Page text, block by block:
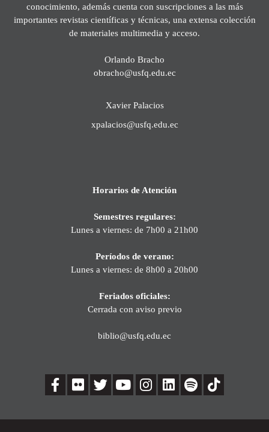
conocimiento, además cuenta con suscripciones a las más
importantes revistas científicas y técnicas, una extensa colección
de materiales multimedia y acceso.
Orlando Bracho
obracho@usfq.edu.ec
Xavier Palacios
xpalacios@usfq.edu.ec
Horarios de Atención
Semestres regulares:
Lunes a viernes: de 7h00 a 21h00
Períodos de verano:
Lunes a viernes: de 8h00 a 20h00
Feriados oficiales:
Cerrada con aviso previo
biblio@usfq.edu.ec